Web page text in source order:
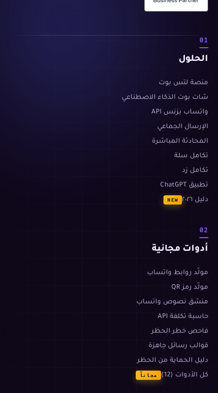
01
الحلول
منصة لتس بوت
شات بوت الذكاء الاصطناعي
واتساب بزنس API
الإرسال الجماعي
المحادثة المباشرة
تكامل سلة
تكامل زد
تطبيق ChatGPT
دليل ٢٠٢٦
NEW
02
أدوات مجانية
مولّد روابط واتساب
مولّد رمز QR
منسّق نصوص واتساب
حاسبة تكلفة API
فاحص خطر الحظر
قوالب رسائل جاهزة
دليل الحماية من الحظر
كل الأدوات (12)
مجاناً